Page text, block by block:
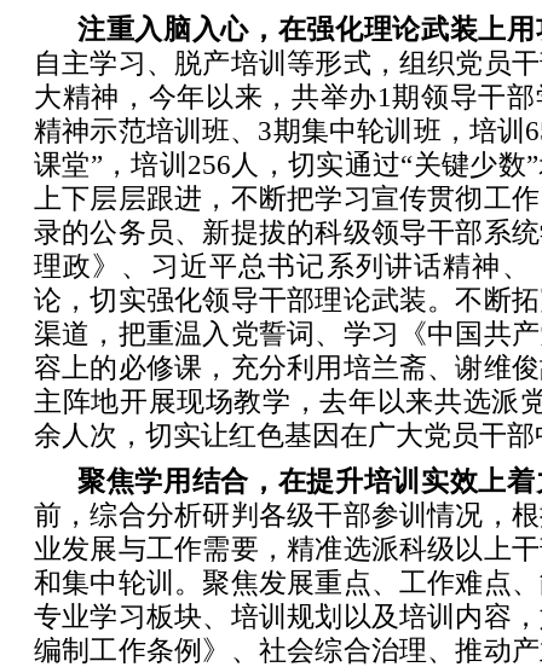
注重入脑入心，在强化理论武装上
自主学习、脱产培训等形式，组织党员
大精神，今年以来，共举办1期领导干
精神示范培训班、3期集中轮训班，培训
课堂”，培训256人，切实通过“关键少数
上下层层跟进，不断把学习宣传贯彻工
录的公务员、新提拔的科级领导干部系
理政》、习近平总书记系列讲话精神、
论，切实强化领导干部理论武装。不断
渠道，把重温入党誓词、学习《中国共
容上的必修课，充分利用培兰斋、谢维
主阵地开展现场教学，去年以来共选派
余人次，切实让红色基因在广大党员干
聚焦学用结合，在提升培训实效上
前，综合分析研判各级干部参训情况，
业发展与工作需要，精准选派科级以上
和集中轮训。聚焦发展重点、工作难点
专业学习板块、培训规划以及培训内容
编制工作条例》、社会综合治理、推动